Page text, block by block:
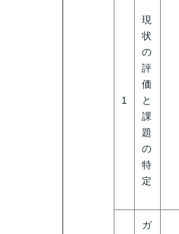
1
現
状
の
評
価
と
課
題
の
特
定
ガ